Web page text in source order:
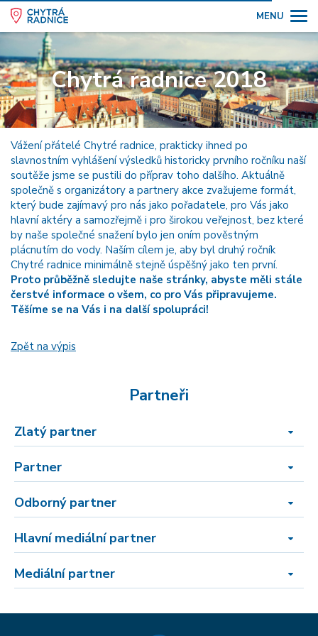
MENU
Chytrá radnice 2018
Vážení přátelé Chytré radnice, prakticky ihned po
slavnostním vyhlášení výsledků historicky prvního ročníku naší
soutěže jsme se pustili do příprav toho dalšího. Aktuálně
společně s organizátory a partnery akce zvažujeme formát,
který bude zajímavý pro nás jako pořadatele, pro Vás jako
hlavní aktéry a samozřejmě i pro širokou veřejnost, bez které
by naše společné snažení bylo jen oním pověstným
plácnutím do vody. Naším cílem je, aby byl druhý ročník
Chytré radnice minimálně stejně úspěšný jako ten první.
Proto průběžně sledujte naše stránky, abyste měli stále
čerstvé informace o všem, co pro Vás připravujeme.
Těšíme se na Vás i na další spolupráci!
Zpět na výpis
Partneři
Zlatý partner
Partner
Odborný partner
Hlavní mediální partner
Mediální partner